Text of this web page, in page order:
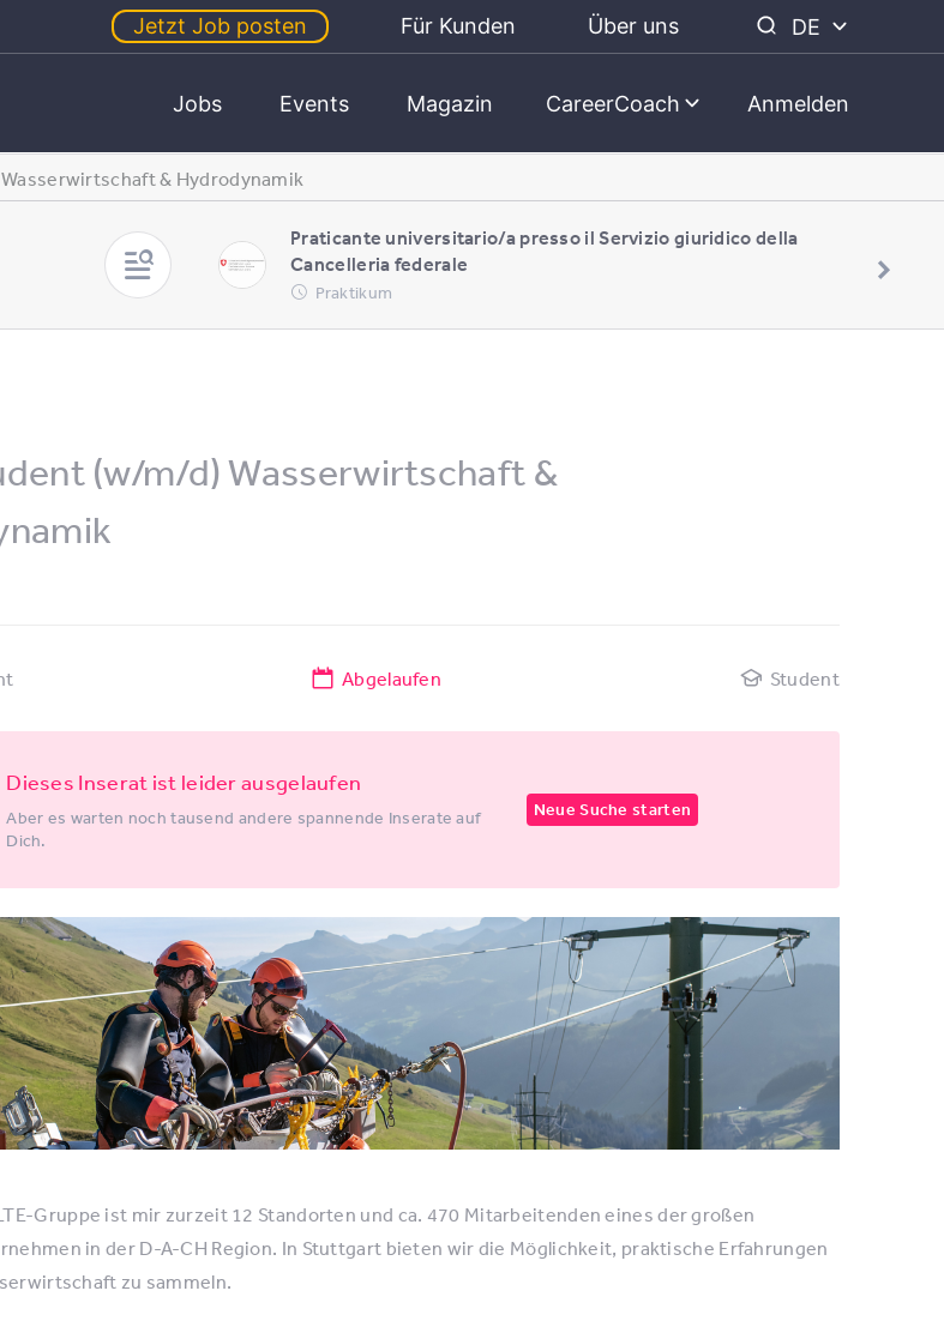
Jetzt Job posten Für Kunden Über uns DE
Jobs Events Magazin CareerCoach Anmelden
& Hydrodynamik
Praticante universitario/a presso il Servizio giuridico della
Cancelleria federale
Praktikum
(w/m/d) Wasserwirtschaft &
Abgelaufen Student
Dieses Inserat ist leider ausgelaufen
Aber es warten noch tausend andere spannende Inserate auf
Dich.
Neue Suche starten
Gruppe ist mir zurzeit 12 Standorten und ca. 470 Mitarbeitenden eines der großen
in der D-A-CH Region. In Stuttgart bieten wir die Möglichkeit, praktische Erfahrungen
zu sammeln.